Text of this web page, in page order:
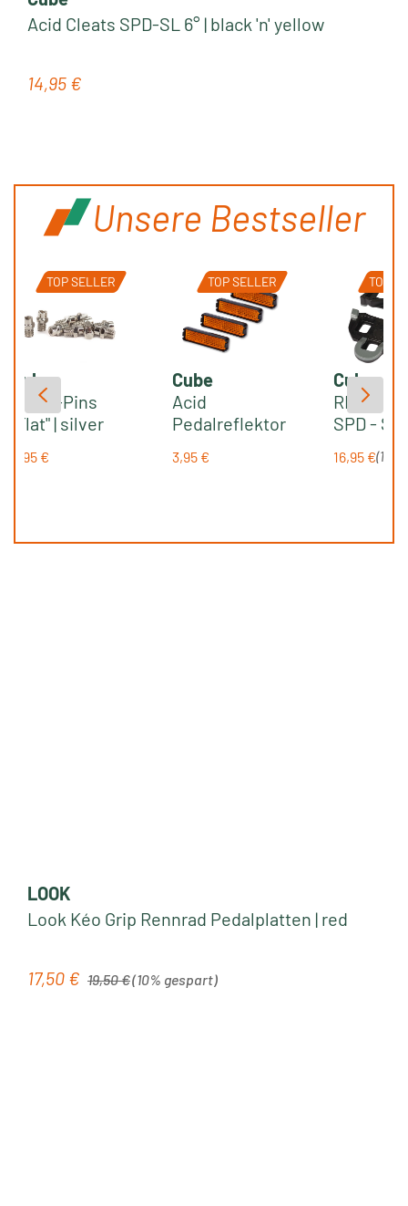
Unsere Bestseller
TOP SELLER
Cube
Pedal-Pins
"Flat" | silver
Regulärer Preis:
2,95 €
TOP SELLER
Cube
Acid
Pedalreflektor
Regulärer Preis:
3,95 €
TOP
Cube
RFR
SPD - SL
16,95 €(15%
Acid Cleats SPD-SL 6° | black 'n' yellow
Regulärer Preis:
14,95 €
LOOK
Look Kéo Grip Rennrad Pedalplatten | red
Verkaufspreis:
17,50 € Regulärer Preis:
19,50 €(10% gespart)